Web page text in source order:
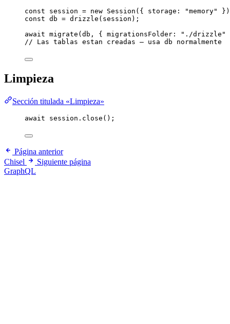
const session = new Session ( { storage: "memory" }
const db = drizzle (session);
await migrate (db, { migrationsFolder: " ./drizzle "
// Las tablas estan creadas — usa db normalmente
Limpieza
Sección titulada «Limpieza»
await session . close ();
Página anterior
Chisel
Siguiente página
GraphQL